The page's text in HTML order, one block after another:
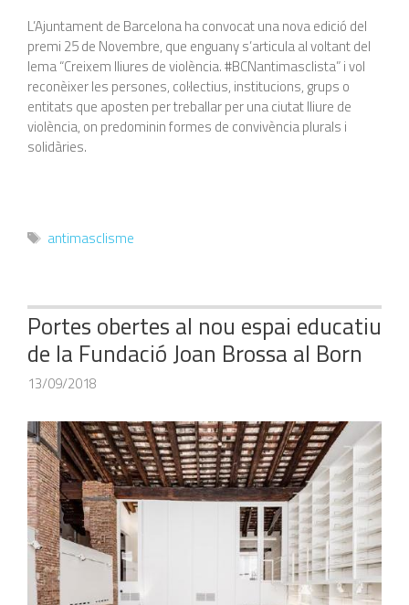
L’Ajuntament de Barcelona ha convocat una nova edició del
premi 25 de Novembre, que enguany s’articula al voltant del
lema “Creixem lliures de violència. #BCNantimasclista” i vol
reconèixer les persones, col·lectius, institucions, grups o
entitats que aposten per treballar per una ciutat lliure de
violència, on predominin formes de convivència plurals i
solidàries.
Etiquetes
antimasclisme
Portes obertes al nou espai educatiu
de la Fundació Joan Brossa al Born
13/09/2018